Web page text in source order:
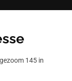
145 in